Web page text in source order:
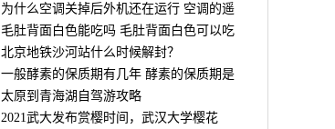
为什么空调关掉后外机还在运行 空调的遥
毛肚背面白色能吃吗 毛肚背面白色可以吃
北京地铁沙河站什么时候解封？
一般酵素的保质期有几年 酵素的保质期是
太原到青海湖自驾游攻略
2021武大发布赏樱时间，武汉大学樱花